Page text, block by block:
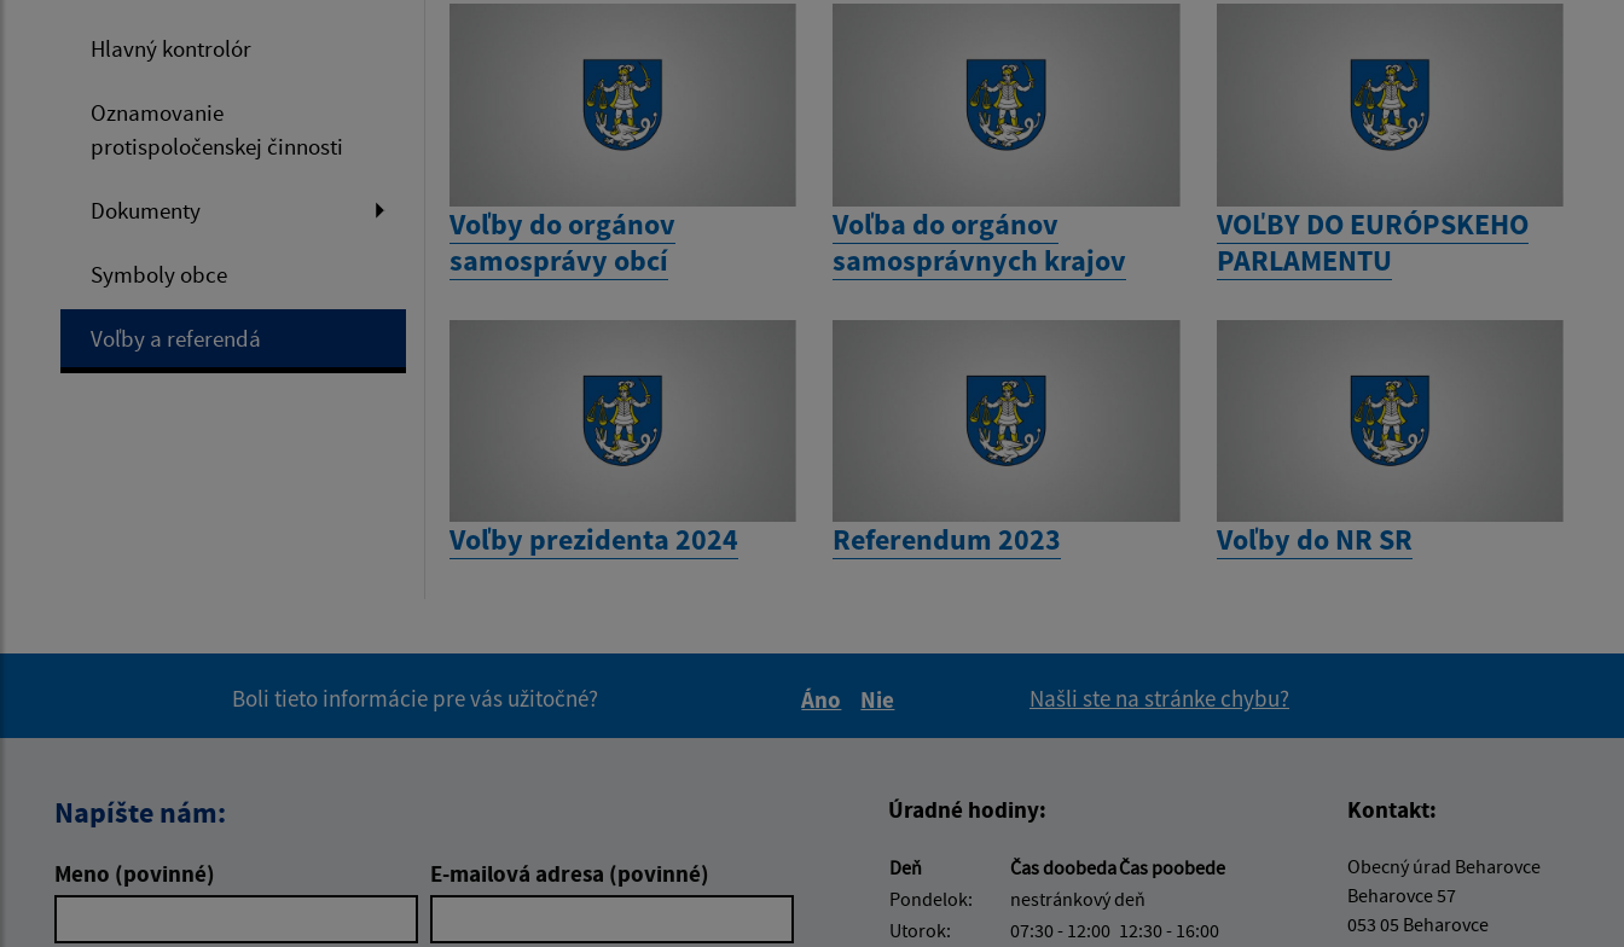
Hlavný kontrolór
Oznamovanie
protispoločenskej činnosti
Dokumenty
Symboly obce
Voľby a referendá
Voľby do orgánov
samosprávy obcí
Voľba do orgánov
samosprávnych krajov
VOĽBY DO EURÓPSKEHO
PARLAMENTU
Voľby prezidenta 2024 Referendum 2023 Voľby do NR SR
Boli tieto informácie pre vás užitočné?
Áno
Nie
Našli ste na stránke chybu?
Napíšte nám:
Meno (povinné) E-mailová adresa (povinné)
Úradné hodiny:
Deň Čas doobedaČas poobede
Pondelok:
nestránkový deň
Utorok:
07:30 - 12:00 12:30 - 16:00
Kontakt:
Obecný úrad Beharovce
Beharovce 57
053 05 Beharovce